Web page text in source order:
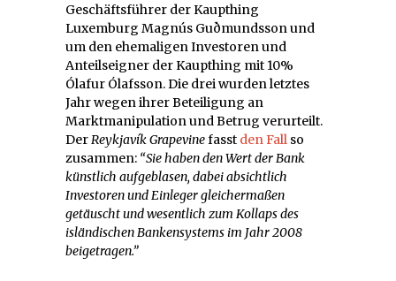
Geschäftsführer der Kaupthing
Luxemburg Magnús Guðmundsson und
um den ehemaligen Investoren und
Anteilseigner der Kaupthing mit 10%
Ólafur Ólafsson. Die drei wurden letztes
Jahr wegen ihrer Beteiligung an
Marktmanipulation und Betrug verurteilt.
DerReykjavík Grapevinefasst den Fall so
zusammen: “Sie haben den Wert der Bank
künstlich aufgeblasen, dabei absichtlich
Investoren und Einleger gleichermaßen
getäuscht und wesentlich zum Kollaps des
isländischen Bankensystems im Jahr 2008
beigetragen.”